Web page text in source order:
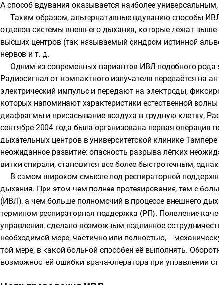
А способ вдувания оказывается наиболее
Таким образом, альтернативные вдуванию способы
отделов системы внешнего дыхания, которые лежат выше
высших центров (так называемый синдром истинной
нервов и т. д.
Одним из современных вариантов ИВЛ подобного рода
Радиосигнал от компактного излучателя передаётся на
электрический импульс и передают на электроды,
которых напоминают характеристики естественной
диафрагмы и присасывание воздуха в грудную клетку,
сентябре 2004 года была организована первая операция
дыхательных центров в университетской клинике
неожиданное развитие: опасность разрыва лёгких
витки спирали, становится все более быстротечным,
В самом широком смысле под респираторной
дыхания. При этом чем полнее протезирование, тем с
(ИВЛ), а чем больше полномочий в процессе внешнего
термином респираторная поддержка (РП). Появление
управления, сделало возможным подлинное
необходимой мере, частично или полностью,—
той мере, в какой больной способен её выполнять.
возможностей ошибки врача-оператора при управлении